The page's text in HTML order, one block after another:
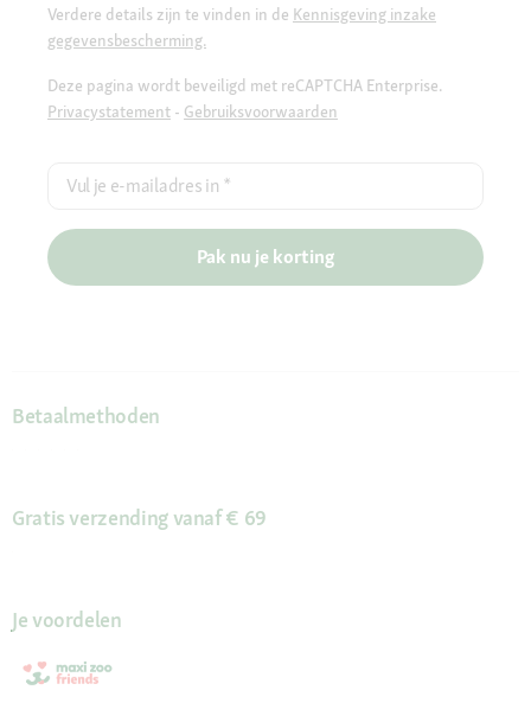
Verdere details zijn te vinden in de Kennisgeving inzake
gegevensbescherming.
Deze pagina wordt beveiligd met reCAPTCHA Enterprise.
Privacystatement - Gebruiksvoorwaarden
Vul je e-mailadres in *
Pak nu je korting
Betaalmethoden
Gratis verzending vanaf € 69
Je voordelen